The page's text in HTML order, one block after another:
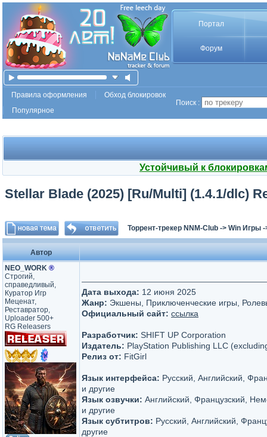
Портал
Форум
Правила оформления
Обход блокировок
Популярное
Поиск :
Устойчивый к
Stellar Blade (2025) [Ru/Multi] (1.4.1/dlc)
Торрент-трекер NNM-Club -> Win Игры
Автор
NEO_WORK ®
Строгий,
справедливый,
Куратор Игр
Меценат,
Реставратор,
Uploader 500+
RG Releasers
Дата выхода: 12 июня 2025
Жанр: Экшены, Приключенческие игры,
Официальный сайт: ссылка
Разработчик: SHIFT UP Corporation
Издатель: PlayStation Publishing LLC
Релиз от: FitGirl
Язык интерфейса: Русский, Английский,
и другие
Язык озвучки: Английский, Французский,
и другие
Язык субтитров: Русский, Английский,
другие